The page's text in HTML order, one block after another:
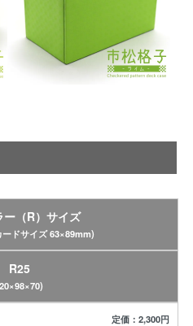
ー（R）サイズ
ドサイズ 63×89mm)
R25
定価：2,300円